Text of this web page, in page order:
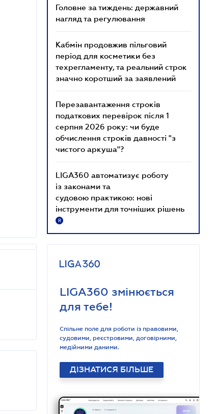
Головне за тиждень: державний
нагляд та регулювання
Кабмін продовжив пільговий
період для косметики без
техрегламенту, та реальний строк
значно коротший за заявлений
Перезавантаження строків
податкових перевірок після 1
серпня 2026 року: чи буде
обчислення строків давності "з
чистого аркуша"?
LIGA360 автоматизує роботу
із законами та
судовою практикою: нові
інструменти для точніших рішень
R
LIGA360 змінюється
для тебе!
Спільне поле для роботи із правовими,
судовими, реєстровими, договірними,
медійними даними.
ДІЗНАТИСЯ БІЛЬШЕ